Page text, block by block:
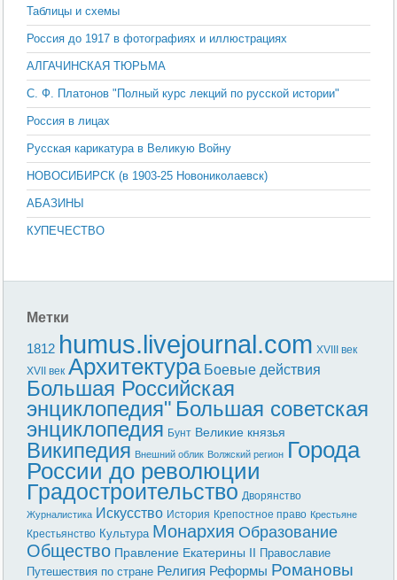
Таблицы и схемы
Россия до 1917 в фотографиях и иллюстрациях
АЛГАЧИНСКАЯ ТЮРЬМА
С. Ф. Платонов "Полный курс лекций по русской истории"
Россия в лицах
Русская карикатура в Великую Войну
НОВОСИБИРСК (в 1903-25 Новониколаевск)
АБАЗИНЫ
КУПЕЧЕСТВО
Метки
1812 humus.livejournal.com XVIII век
XVII век Архитектура Боевые действия
Большая Российская
энциклопедия" Большая советская
энциклопедия Бунт Великие князья
Википедия Внешний облик Волжский регион Города
России до революции
Градостроительство Дворянство
Журналистика Искусство История Крепостное право Крестьяне
Крестьянство Культура Монархия Образование
Общество Правление Екатерины II Православие
Путешествия по стране Религия Реформы Романовы